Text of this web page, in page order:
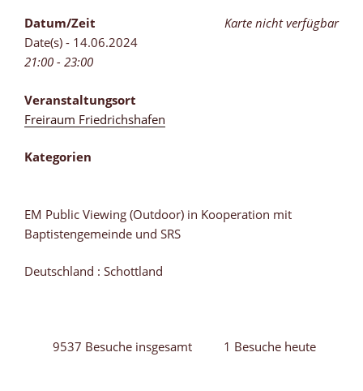
Karte nicht verfügbar
Datum/Zeit
Date(s) - 14.06.2024
21:00 - 23:00
Veranstaltungsort
Freiraum Friedrichshafen
Kategorien
EM Public Viewing (Outdoor) in Kooperation mit
Baptistengemeinde und SRS
Deutschland : Schottland
9537 Besuche insgesamt 1 Besuche heute